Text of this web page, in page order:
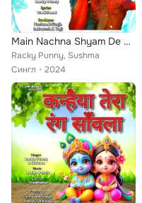
Main Nachna Shyam De Naal
Racky Punny, Sushma
Сингл
2024